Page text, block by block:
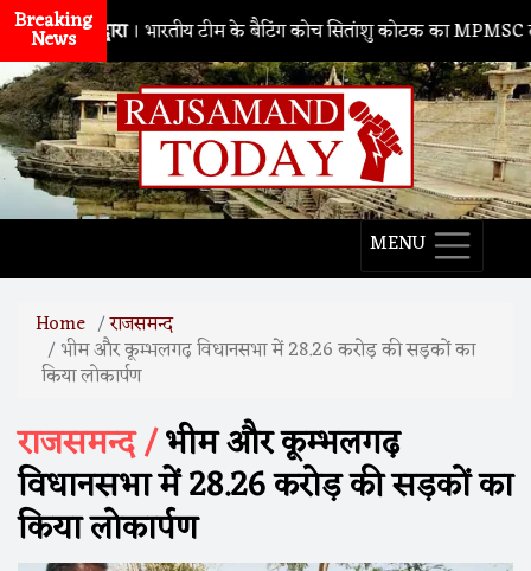
Breaking
News
नाथद्वारा। भारतीय टीम के बैटिंग कोच सितांशु कोटक का MPMSC दौरा,
MENU
Home राजसमन्द
भीम और कूम्भलगढ़ विधानसभा में 28.26 करोड़ की सड़कों का
किया लोकार्पण
राजसमन्द /भीम और कूम्भलगढ़
विधानसभा में 28.26 करोड़ की सड़कों का
किया लोकार्पण